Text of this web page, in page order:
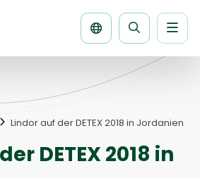
Seite
Lindor auf der DETEX 2018 in Jordanien
DETEX 2018 in